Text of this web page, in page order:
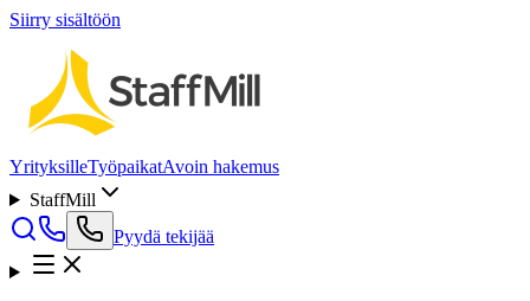
Siirry sisältöön
YrityksilleTyöpaikatAvoin hakemus
StaffMill
Pyydä tekijää